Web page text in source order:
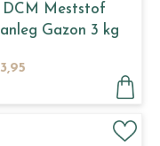
DCM Meststof
Gazon 3 kg
,95